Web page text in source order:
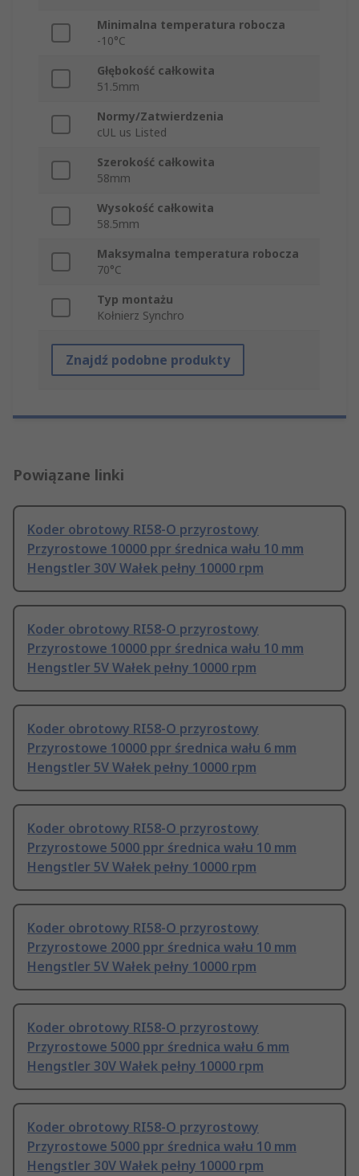
Minimalna temperatura robocza
-10°C
Głębokość całkowita
51.5mm
Normy/Zatwierdzenia
cUL us Listed
Szerokość całkowita
58mm
Wysokość całkowita
58.5mm
Maksymalna temperatura robocza
70°C
Typ montażu
Kołnierz Synchro
Znajdź podobne produkty
Powiązane linki
Koder obrotowy RI58-O przyrostowy
Przyrostowe 10000 ppr średnica wału 10 mm
Hengstler 30V Wałek pełny 10000 rpm
Koder obrotowy RI58-O przyrostowy
Przyrostowe 10000 ppr średnica wału 10 mm
Hengstler 5V Wałek pełny 10000 rpm
Koder obrotowy RI58-O przyrostowy
Przyrostowe 10000 ppr średnica wału 6 mm
Hengstler 5V Wałek pełny 10000 rpm
Koder obrotowy RI58-O przyrostowy
Przyrostowe 5000 ppr średnica wału 10 mm
Hengstler 5V Wałek pełny 10000 rpm
Koder obrotowy RI58-O przyrostowy
Przyrostowe 2000 ppr średnica wału 10 mm
Hengstler 5V Wałek pełny 10000 rpm
Koder obrotowy RI58-O przyrostowy
Przyrostowe 5000 ppr średnica wału 6 mm
Hengstler 30V Wałek pełny 10000 rpm
Koder obrotowy RI58-O przyrostowy
Przyrostowe 5000 ppr średnica wału 10 mm
Hengstler 30V Wałek pełny 10000 rpm